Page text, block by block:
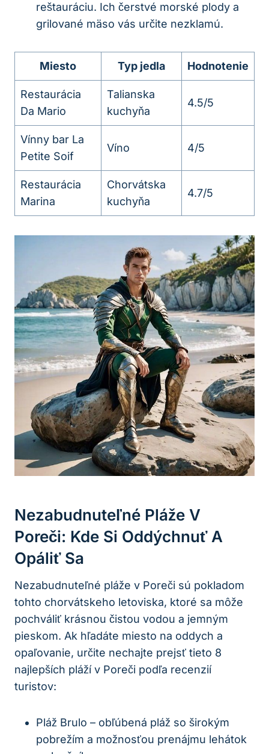
reštauráciu. Ich čerstvé morské plody a
grilované mäso vás určite nezklamú.
Miesto Typ jedla Hodnotenie
Restaurácia
Da Mario
Talianska
kuchyňa
4.5/5
Vínny bar La
Petite Soif
Víno 4/5
Restaurácia
Marina
Chorvátska
kuchyňa
4.7/5
Nezabudnuteľné Pláže V
Poreči: Kde Si Oddýchnuť A
Opáliť Sa
Nezabudnuteľné pláže v Poreči sú pokladom
tohto chorvátskeho letoviska, ktoré sa môže
pochváliť krásnou čistou vodou a jemným
pieskom. Ak hľadáte miesto na oddych a
opaľovanie, určite nechajte prejsť tieto 8
najlepších pláží v Poreči podľa recenzií
turistov:
Pláž Brulo – obľúbená pláž so širokým
pobrežím a možnosťou prenájmu lehátok